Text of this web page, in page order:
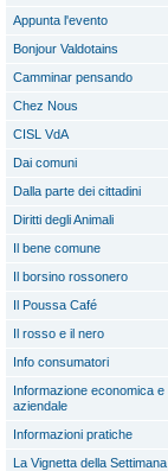
Appunta l'evento
Bonjour Valdotains
Camminar pensando
Chez Nous
CISL VdA
Dai comuni
Dalla parte dei cittadini
Diritti degli Animali
Il bene comune
Il borsino rossonero
Il Poussa Café
Il rosso e il nero
Info consumatori
Informazione economica e
aziendale
Informazioni pratiche
La Vignetta della Settimana